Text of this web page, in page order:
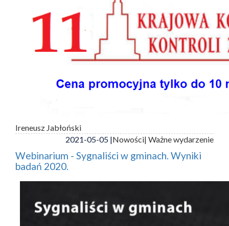
Ireneusz Jabłoński
2021-05-05 |Nowości| Ważne wydarzenie
Webinarium - Sygnaliści w gminach. Wyniki
badań 2020.